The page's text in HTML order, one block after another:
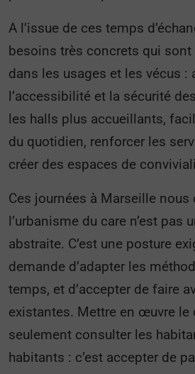
A l’issue de ces temps
besoins très concrets qui sont
dans les usages et les vécus :
l’accessibilité et la sécurité
les halls plus accueillants,
du quotidien, renforcer les
créer des espaces de
Ces journées à Marseille nous
l’urbanisme du care n’est pas
abstraite. C’est une posture
demande d’adapter les
temps, et d’accepter de faire
existantes. Mettre en œuvre le
seulement consulter les
habitants : c’est accepter de